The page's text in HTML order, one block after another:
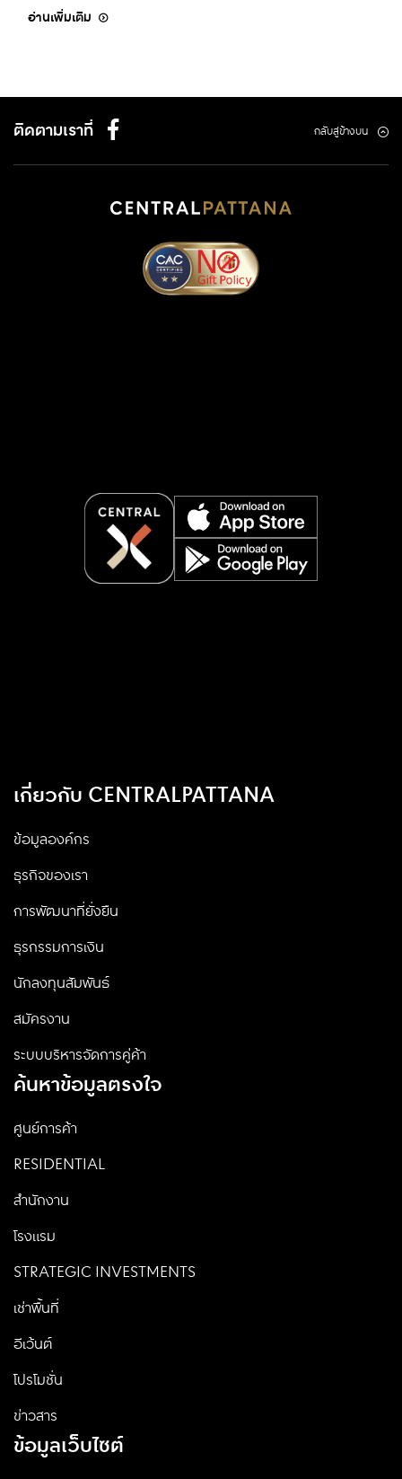
อ่านเพิ่มเติม
ติดตามเราที่ กลับสู่ข้างบน
เกี่ยวกับ CENTRALPATTANA
ข้อมูลองค์กร
ธุรกิจของเรา
การพัฒนาที่ยั่งยืน
ธุรกรรมการเงิน
นักลงทุนสัมพันธ์
สมัครงาน
ระบบบริหารจัดการคู่ค้า
ค้นหาข้อมูลตรงใจ
ศูนย์การค้า
RESIDENTIAL
สำนักงาน
โรงแรม
STRATEGIC INVESTMENTS
เช่าพื้นที่
อีเว้นต์
โปรโมชั่น
ข่าวสาร
ข้อมูลเว็บไซต์